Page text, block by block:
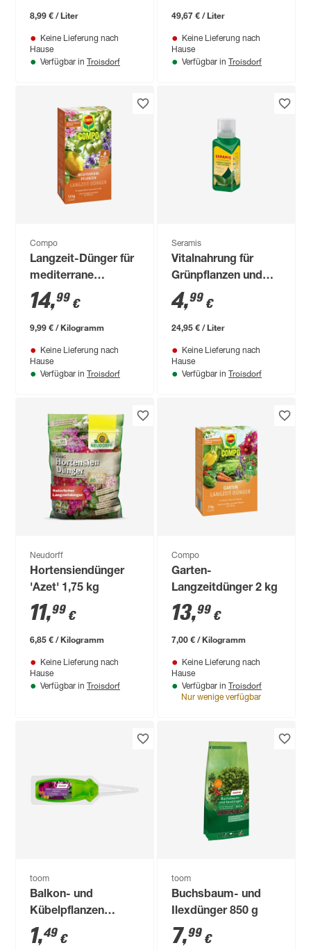
8,99 € / Liter
Keine Lieferung nach
Hause
Verfügbar in Troisdorf
49,67 € / Liter
Keine Lieferung nach
Hause
Verfügbar in Troisdorf
Compo
Langzeit-Dünger für
mediterrane
Pflanzen 1,5 kg
14,99 €
9,99 € / Kilogramm
Keine Lieferung nach
Hause
Verfügbar in Troisdorf
Seramis
Vitalnahrung für
Grünpflanzen und
Palmen 200 ml
4,99 €
24,95 € / Liter
Keine Lieferung nach
Hause
Verfügbar in Troisdorf
Neudorff
Hortensiendünger
'Azet' 1,75 kg
11,99 €
6,85 € / Kilogramm
Keine Lieferung nach
Hause
Verfügbar in Troisdorf
Compo
Garten-
Langzeitdünger 2 kg
13,99 €
7,00 € / Kilogramm
Keine Lieferung nach
Hause
Verfügbar in Troisdorf
Nur wenige verfügbar
toom
Balkon- und
Kübelpflanzen
Aufbaukur 30 ml
1,49 €
toom
Buchsbaum- und
Ilexdünger 850 g
7,99 €